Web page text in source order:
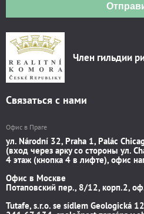
Член гильдии
Связаться с нами
Офис в Праге
ул. Národní 32, Praha 1, Palác
(вход через арку со стороны ул.
4 этаж (кнопка 4 в лифте), офис
Офис в Москве
Потаповский пер., 8/12, корп.2,
Tutafe, s.r.o. se sídlem Geologická